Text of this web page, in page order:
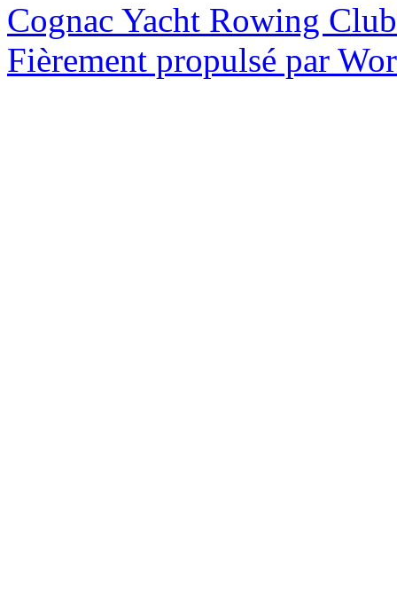
Cognac Yacht Rowing Club
Fièrement propulsé par